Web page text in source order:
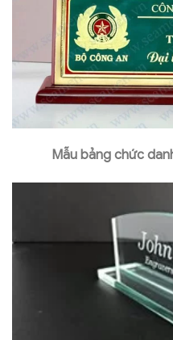
Mẫu bảng chức